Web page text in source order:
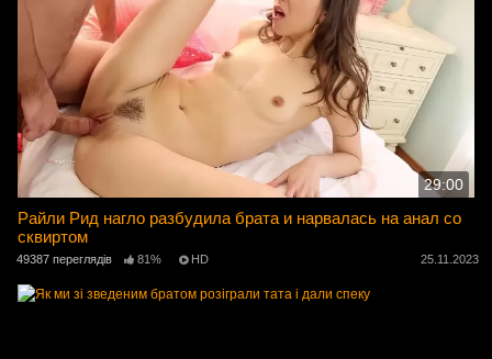
29:00
Райли Рид нагло разбудила брата и нарвалась на анал со
сквиртом
49387 переглядів 81% HD 25.11.2023